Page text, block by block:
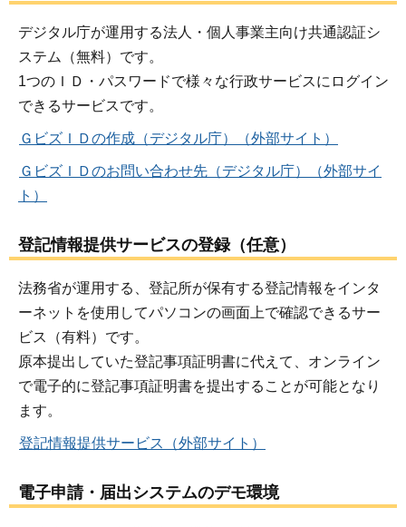
デジタル庁が運用する法人・個人事業主向け共通認証シ
ステム（無料）です。
1つのＩＤ・パスワードで様々な行政サービスにログイン
できるサービスです。
ＧビズＩＤの作成（デジタル庁）（外部サイト）
ＧビズＩＤのお問い合わせ先（デジタル庁）（外部サイ
ト）
登記情報提供サービスの登録（任意）
法務省が運用する、登記所が保有する登記情報をインタ
ーネットを使用してパソコンの画面上で確認できるサー
ビス（有料）です。
原本提出していた登記事項証明書に代えて、オンライン
で電子的に登記事項証明書を提出することが可能となり
ます。
登記情報提供サービス（外部サイト）
電子申請・届出システムのデモ環境